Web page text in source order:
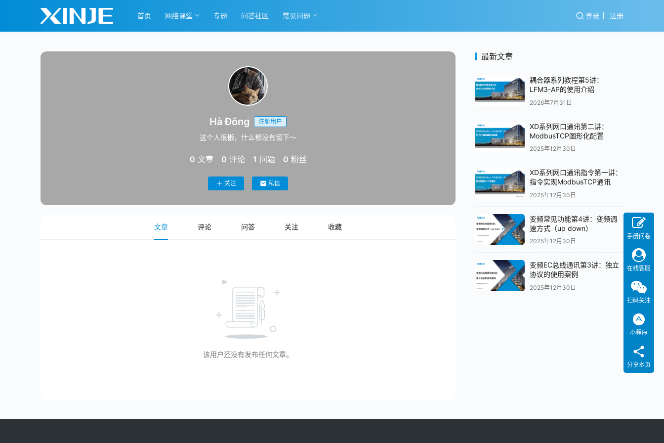
首页 网络课堂 专题 问答社区 常见问题 登录 注册
Hà Đông 注册用户
这个人很懒，什么都没有留下～
0 文章 0 评论 1 问题 0 粉丝
关注 私信
文章 评论 问答 关注 收藏
该用户还没有发布任何文章。
最新文章
耦合器系列教程第5讲：
LFM3-AP的使用介绍
2026年7月31日
XD系列网口通讯第二讲：
ModbusTCP图形化配置
2025年12月30日
XD系列网口通讯指令第一讲：
指令实现ModbusTCP通讯
2025年12月30日
变频常见功能第4讲：变频调
速方式（up down）
2025年12月30日
变频EC总线通讯第3讲：独立
协议的使用案例
2025年12月30日
手册问卷
在线客服
扫码关注
小程序
分享本页